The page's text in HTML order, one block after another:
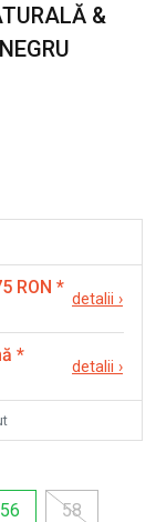
&
RON *
detalii ›
*
detalii ›
56 58